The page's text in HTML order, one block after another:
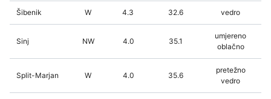
Šibenik W 4.3 32.6 vedro
Sinj NW 4.0 35.1
umjereno
oblačno
Split-Marjan W 4.0 35.6
pretežno
vedro